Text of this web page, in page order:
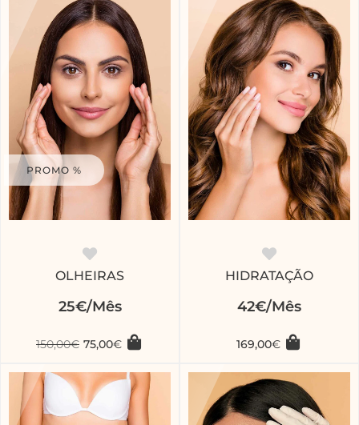
PROMO %
OLHEIRAS
25€/Mês
150,00€ 75,00€
HIDRATAÇÃO
42€/Mês
169,00€